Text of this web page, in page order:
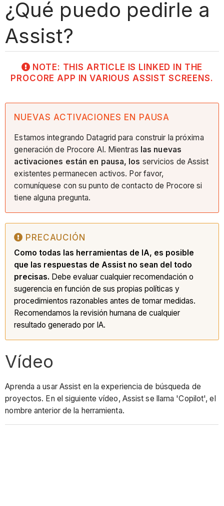
¿Qué puedo pedirle a
Assist?
NOTE: THIS ARTICLE IS LINKED IN THE
PROCORE APP IN VARIOUS ASSIST SCREENS.
NUEVAS ACTIVACIONES EN PAUSA
Estamos integrando Datagrid para construir la próxima
generación de Procore AI. Mientras las nuevas
activaciones están en pausa, los servicios de Assist
existentes permanecen activos. Por favor,
comuníquese con su punto de contacto de Procore si
tiene alguna pregunta.
PRECAUCIÓN
Como todas las herramientas de IA, es posible
que las respuestas de Assist no sean del todo
precisas. Debe evaluar cualquier recomendación o
sugerencia en función de sus propias políticas y
procedimientos razonables antes de tomar medidas.
Recomendamos la revisión humana de cualquier
resultado generado por IA.
Vídeo
Aprenda a usar Assist en la experiencia de búsqueda de
proyectos. En el siguiente vídeo, Assist se llama 'Copilot', el
nombre anterior de la herramienta.